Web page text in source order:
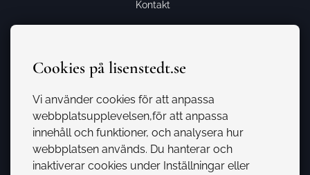
Kontakt
Viktiga länkar
Mäklarsamfundet
Fastighetsmäklarinspektionen
Skatteverket
Cookies på lisenstedt.se
Vi använder cookies för att anpassa
webbplatsupplevelsen,för att anpassa
innehåll och funktioner, och analysera hur
webbplatsen används. Du hanterar och
inaktiverar cookies under Inställningar eller